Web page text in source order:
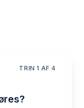
TRIN 1 AF 4